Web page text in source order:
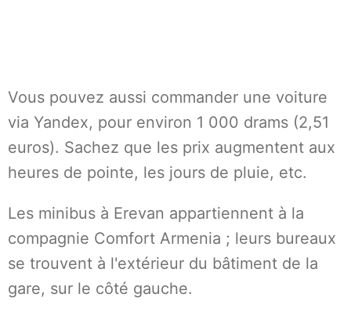
Vous pouvez aussi commander une voiture
via Yandex, pour environ 1 000 drams (2,51
euros). Sachez que les prix augmentent aux
heures de pointe, les jours de pluie, etc.
Les minibus à Erevan appartiennent à la
compagnie Comfort Armenia ; leurs bureaux
se trouvent à l'extérieur du bâtiment de la
gare, sur le côté gauche.